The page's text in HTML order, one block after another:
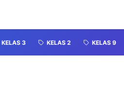
KELAS 3 KELAS 2 KELAS 9